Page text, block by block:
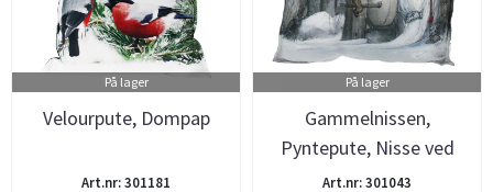
På lager
Velourpute, Dompap
Art.nr: 301181
På lager
Gammelnissen,
Pyntepute, Nisse ved
slipestein
Art.nr: 301043